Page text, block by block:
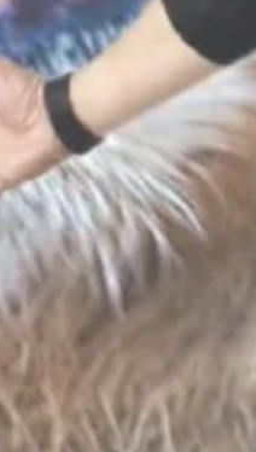
p.m. GMT-5
Veintimilla y Fco. Pizarro,